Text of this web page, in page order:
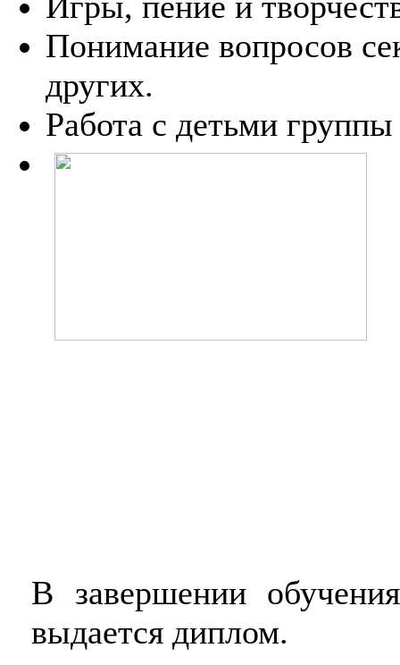
Понимание вопросов
других.
Работа с детьми группы
В завершении
выдается диплом.